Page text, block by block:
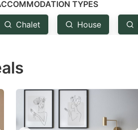
TYPES
Chalet House